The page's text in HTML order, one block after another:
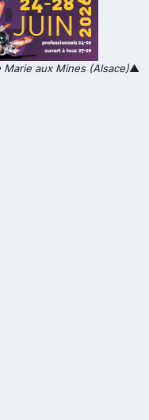
aux Mines (Alsace)▲